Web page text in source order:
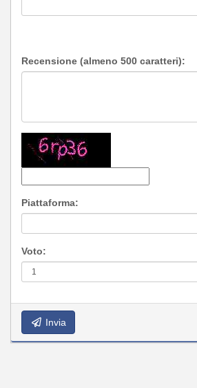
Recensione (almeno 500 caratteri):
Piattaforma:
Voto:
Invia